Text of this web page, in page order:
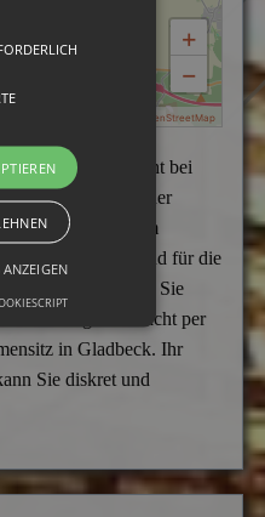
+
−
© OpenStreetMap
dass es sich nicht bei
um Büros oder
um vom
ständig betreute und für die
Einsatzorte. Sie
Fall Tag und Nacht per
in Gladbeck. Ihr
Sie diskret und
ANZEIGEN